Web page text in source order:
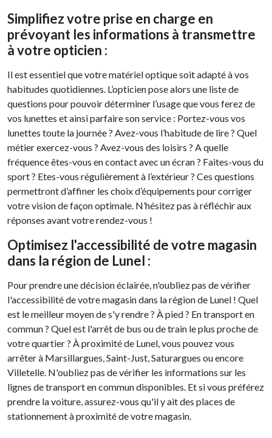
Simplifiez votre prise en charge en
prévoyant les informations à transmettre
à votre opticien :
Il est essentiel que votre matériel optique soit adapté à vos
habitudes quotidiennes. L’opticien pose alors une liste de
questions pour pouvoir déterminer l’usage que vous ferez de
vos lunettes et ainsi parfaire son service : Portez-vous vos
lunettes toute la journée ? Avez-vous l’habitude de lire ? Quel
métier exercez-vous ? Avez-vous des loisirs ? A quelle
fréquence êtes-vous en contact avec un écran ? Faites-vous du
sport ? Etes-vous régulièrement à l’extérieur ? Ces questions
permettront d’affiner les choix d’équipements pour corriger
votre vision de façon optimale. N’hésitez pas à réfléchir aux
réponses avant votre rendez-vous !
Optimisez l'accessibilité de votre magasin
dans la région de Lunel :
Pour prendre une décision éclairée, n'oubliez pas de vérifier
l'accessibilité de votre magasin dans la région de Lunel ! Quel
est le meilleur moyen de s'y rendre ? À pied ? En transport en
commun ? Quel est l'arrêt de bus ou de train le plus proche de
votre quartier ? À proximité de Lunel, vous pouvez vous
arrêter à Marsillargues, Saint-Just, Saturargues ou encore
Villetelle. N'oubliez pas de vérifier les informations sur les
lignes de transport en commun disponibles. Et si vous préférez
prendre la voiture, assurez-vous qu'il y ait des places de
stationnement à proximité de votre magasin.